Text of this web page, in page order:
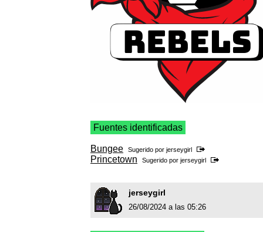
Fuentes identificadas
Bungee Sugerido por jerseygirl
Princetown Sugerido por jerseygirl
jerseygirl
26/08/2024 a las 05:26